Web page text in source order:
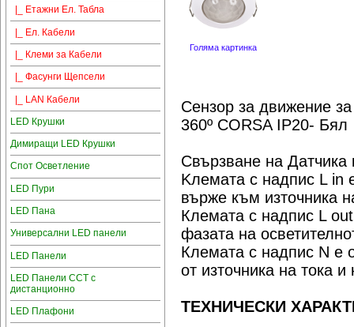
|_ Етажни Ел. Табла
|_ Ел. Кабели
|_ Клеми за Кабели
|_ Фасунги Щепсели
|_ LAN Кабели
LED Крушки
Димиращи LED Крушки
Спот Осветление
LED Пури
LED Пана
Универсални LED панели
LED Панели
LED Панели CCT с
дистанционно
LED Плафони
Голяма картинка
Сензор за движение
360º CORSA IP20- Бял
Свързване на
Kлемата с надпис L in
върже към източника
Клемата с надпис L
фазата на
Клемата с надпис N е
от източника на тока
ТЕХНИЧЕСКИ